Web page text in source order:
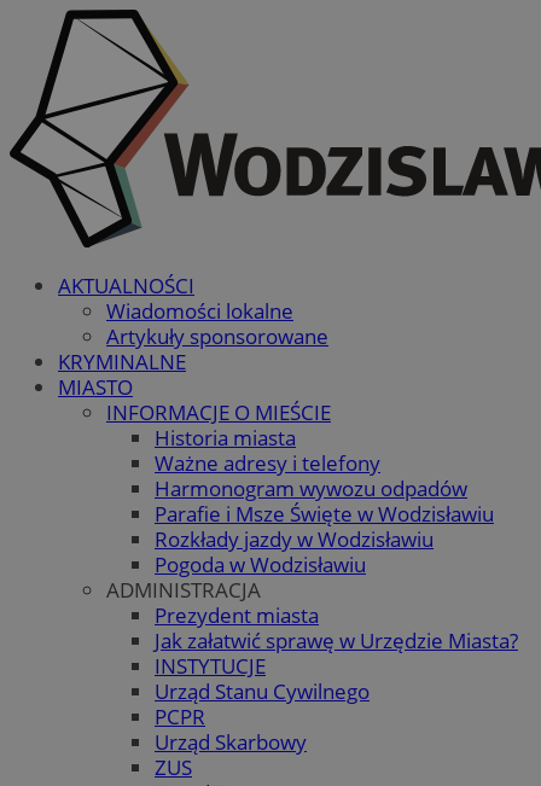
AKTUALNOŚCI
Wiadomości lokalne
Artykuły sponsorowane
KRYMINALNE
MIASTO
INFORMACJE O MIEŚCIE
Historia miasta
Ważne adresy i telefony
Harmonogram wywozu odpadów
Parafie i Msze Święte w Wodzisławiu
Rozkłady jazdy w Wodzisławiu
Pogoda w Wodzisławiu
ADMINISTRACJA
Prezydent miasta
Jak załatwić sprawę w Urzędzie Miasta?
INSTYTUCJE
Urząd Stanu Cywilnego
PCPR
Urząd Skarbowy
ZUS